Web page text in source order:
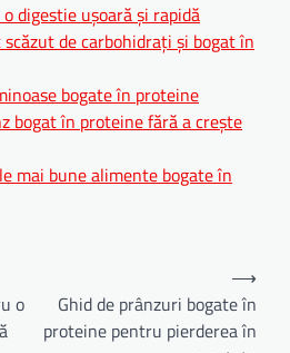
digestie ușoară și rapidă
de carbohidrați și bogat în
bogate în proteine
bogat în proteine fără a crește
mai bune alimente bogate în
o
Ghid de prânzuri bogate în
proteine pentru pierderea în
⟶